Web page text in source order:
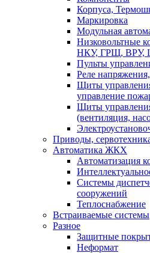
Корпуса,
Маркировка
Модульная
Низковольтные
НКУ, ГРЩ, ВРУ,
Пульты
Реле
Щиты
управление
Щиты
(вентиляция,
Приводы,
Автоматика ЖКХ
Автоматизация
Системы
сооружений
Теплоснабжение
Встраиваемые системы
Разное
Защитные
Неформат